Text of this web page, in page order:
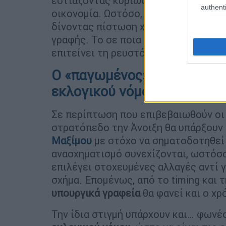
οικονομία. Ωστόσο, τώρα φαίνεται
δίνοντας πίστωση χρόνου στη νέα
γραφής. Το σε ποια πλευρά θα
επιτείνει τη ρευστότητα στο
Ο «παγωμένος»
εκλογικού νόμου
Σε περίπτωση που επιβεβαιωθούν
στρατόπεδο την Άνοιξη θα
Μαξίμου με στόχο να
ανασχηματισμό συνεχίζονται,
επιλέγει στοχευμένες αλλαγές
σχήμα. Επομένως, από το timing και
υπουργικά γραφείαθα φανεί και ο
Την ίδια στιγμή υπάρχουν και…